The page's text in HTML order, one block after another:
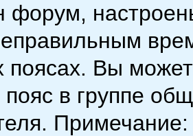
форум,
поясах. Вы
пояс в группе